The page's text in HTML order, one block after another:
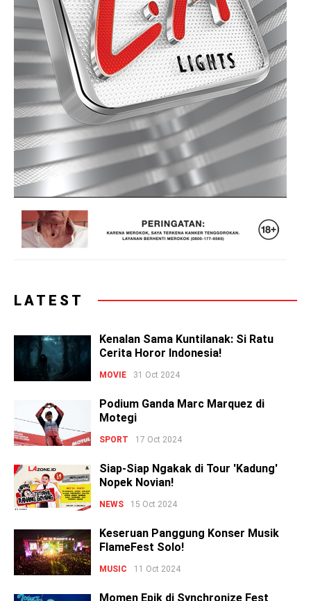
LATEST
Kenalan Sama Kuntilanak: Si Ratu
Cerita Horor Indonesia!
MOVIE 31 Oct 2024
Podium Ganda Marc Marquez di
Motegi
SPORT 17 Oct 2024
Siap-Siap Ngakak di Tour 'Kadung'
Nopek Novian!
NEWS 15 Oct 2024
Keseruan Panggung Konser Musik
FlameFest Solo!
MUSIC 11 Oct 2024
Momen Epik di Synchronize Fest